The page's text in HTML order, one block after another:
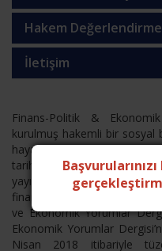
Hakem
İletişim
Finans-Politik &
kurulmuş hakemli bir sosyal
hayatını kesintisiz
tarihine kadar “Banka ve
yayınlanan dergimiz, bu
finans alanlarını
ve Ekonomik Yorumlar
Ekonomik Yorumlar
Nisan 2018 itibariyle